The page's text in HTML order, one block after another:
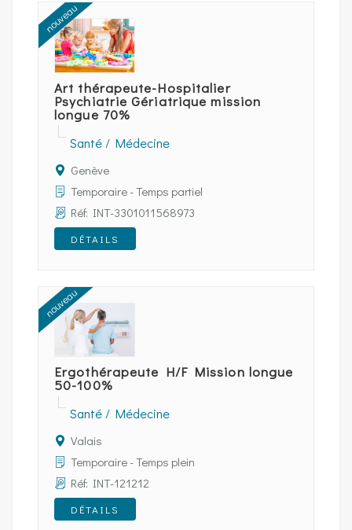
nouveau
Art thérapeute-Hospitalier
Psychiatrie Gériatrique mission
longue 70%
Santé / Médecine
Genève
Temporaire - Temps partiel
Réf: INT-3301011568973
DÉTAILS
nouveau
Ergothérapeute H/F Mission longue
50-100%
Santé / Médecine
Valais
Temporaire - Temps plein
Réf: INT-121212
DÉTAILS